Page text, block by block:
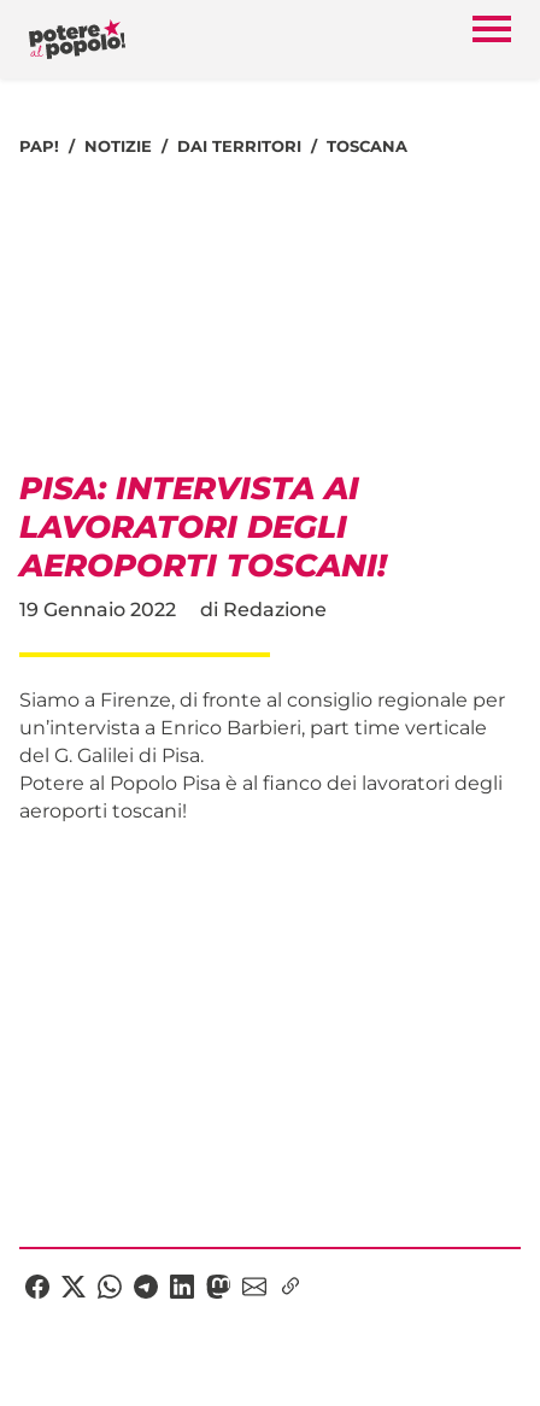
PAP! NOTIZIE DAI TERRITORI TOSCANA
PISA: INTERVISTA AI
LAVORATORI DEGLI
AEROPORTI TOSCANI!
19 Gennaio 2022 di Redazione
Siamo a Firenze, di fronte al consiglio regionale per
un’intervista a Enrico Barbieri, part time verticale
del G. Galilei di Pisa.
Potere al Popolo Pisa è al fianco dei lavoratori degli
aeroporti toscani!